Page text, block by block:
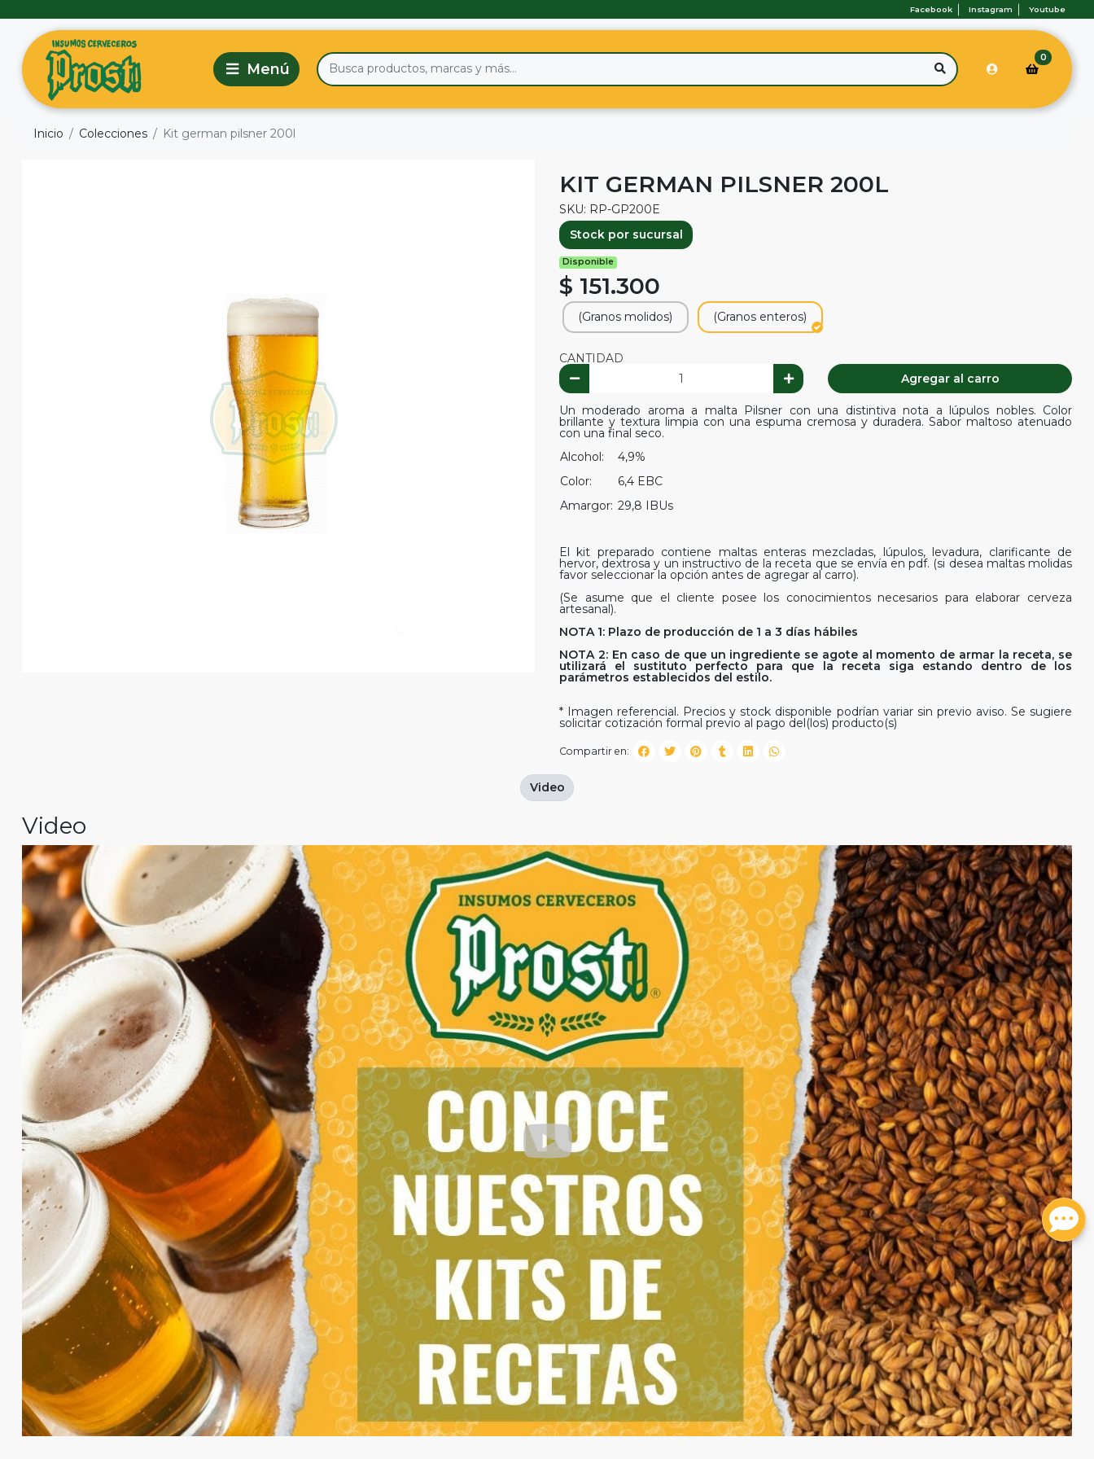
Facebook Instagram Youtube
0
Inicio Colecciones Kit german pilsner 200l
KIT GERMAN PILSNER 200L
SKU: RP-GP200E
Stock por sucursal
Disponible
$ 151.300
(Granos molidos) (Granos enteros)
CANTIDAD
Agregar al carro
Un moderado aroma a malta Pilsner con una distintiva nota a lúpulos nobles. Color
brillante y textura limpia con una espuma cremosa y duradera. Sabor maltoso atenuado
con una final seco.
Alcohol:
4,9%
Color:
6,4 EBC
Amargor: 29,8 IBUs
El kit preparado contiene maltas enteras mezcladas, lúpulos, levadura, clarificante de
hervor, dextrosa y un instructivo de la receta que se envía en pdf. (si desea maltas molidas
favor seleccionar la opción antes de agregar al carro).
(Se asume que el cliente posee los conocimientos necesarios para elaborar cerveza
artesanal).
NOTA 1: Plazo de producción de 1 a 3 días hábiles
NOTA 2: En caso de que un ingrediente se agote al momento de armar la receta, se
utilizará el sustituto perfecto para que la receta siga estando dentro de los
parámetros establecidos del estilo.
* Imagen referencial. Precios y stock disponible podrían variar sin previo aviso. Se sugiere
solicitar cotización formal previo al pago del(los) producto(s)
Compartir en:
Video
Video